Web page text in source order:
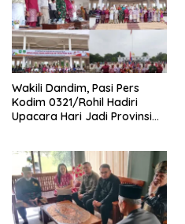
Wakili Dandim, Pasi Pers
Kodim 0321/Rohil Hadiri
Upacara Hari Jadi Provinsi